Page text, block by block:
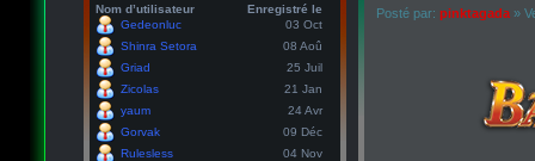
Nom d’utilisateur
Enregistré le
Gedeonluc
03 Oct
Shinra Setora
08 Aoû
Griad
25 Juil
Zicolas
21 Jan
yaum
24 Avr
Gorvak
09 Déc
Rulesless
04 Nov
Posté par: pinktagada »